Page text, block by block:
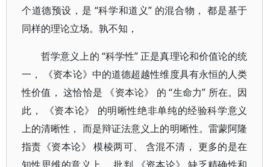
个道德预设，是 “科学和道义” 的混合物， 都是基于
同样的理论立场。孰不知，
哲学意义上的 “科学性” 正是真理论和价值论的统
一， 《资本论》中的道德超越性维度具有永恒的人类
性价值， 这恰恰是 《资本论》 的 “生命力” 所在。因
此， 《资本论》 的明晰性绝非单纯的经验科学意义
上的清晰性， 而是辩证法意义上的明晰性。雷蒙阿隆
指责《资本论》 模棱两可、 含混不清， 更多的是在